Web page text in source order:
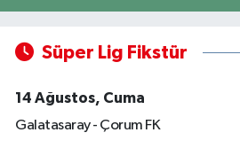
Süper Lig Fikstür
14 Ağustos, Cuma
Galatasaray - Çorum FK